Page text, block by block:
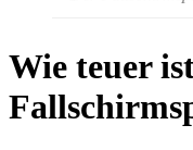
Wie teuer